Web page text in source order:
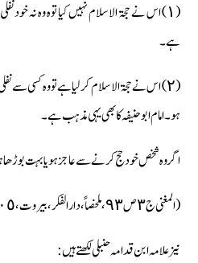
(١) اس نے حجۃ الاسلام نہیں کیا توہ وہ نہ خود
ہے۔
(٢) اس نے حجۃ الاسلام کرلیا ہے تو وہ کسی سے
ہو۔ امام ابوحنیفہ کا بھی یہی مذہب ہے۔
اگر وہ شخص خود حج کرنے سے عاجز ہو یا بہت
(المغنی ج ٣ ص ٩٣، ملخصاً ، دارالفکر، بیروت، ١٤٠٥ ھ)
نیز علامہ ابن قدامہ حنبلی لکھتے ہیں :